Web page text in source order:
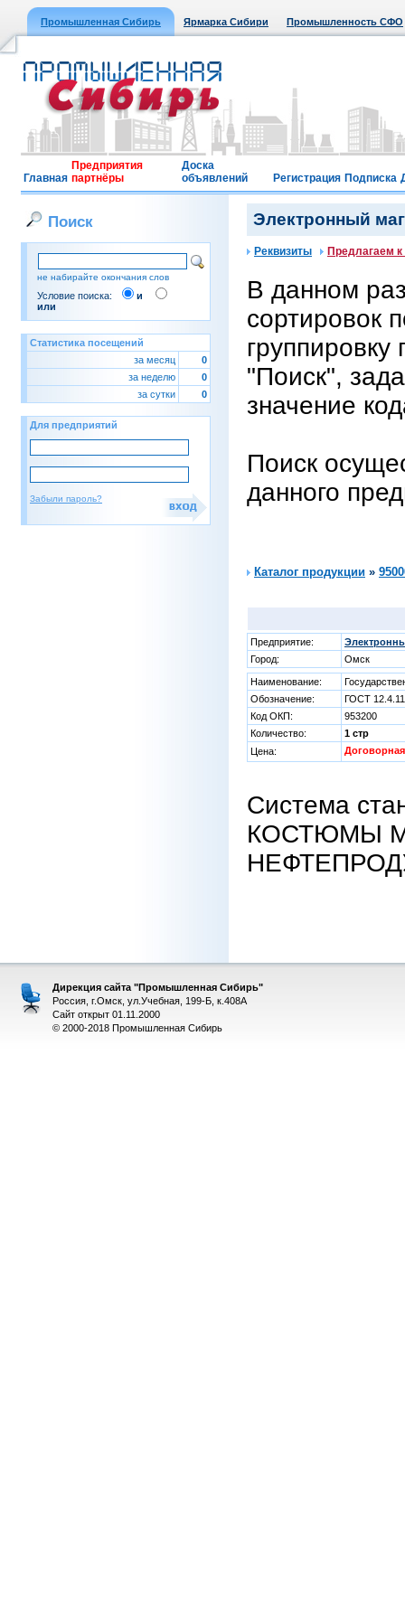
Промышленная Сибирь Ярмарка Сибири Промышленность СФО
Главная
Предприятия
партнёры
Доска
объявлений
Регистрация Подписка
Поиск
не набирайте окончания слов
Условие поиска:
и
или
Статистика посещений
за месяц
0
за неделю
0
за сутки
0
Для предприятий
Забыли пароль?
Электронный
Реквизиты Предлагаем
В данном
сортировок
"Поиск",
значение
Поиск
данного
Каталог продукции »
Предприятие:
Город:
Омск
Наименование:
Обозначение:
ГОСТ
Код ОКП:
953200
Количество:
1 стр
Цена:
Договорная
Система
КОСТЮМЫ
Дирекция сайта "Промышленная Сибирь"
Россия, г.Омск, ул.Учебная, 199-Б, к.408А
Сайт открыт 01.11.2000
© 2000-2018 Промышленная Сибирь